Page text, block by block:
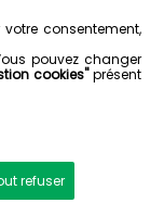
consentement,
pouvez changer
cookies"présent
refuser